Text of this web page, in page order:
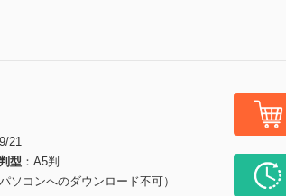
21
型
A5判
ソコンへのダウンロード不可）